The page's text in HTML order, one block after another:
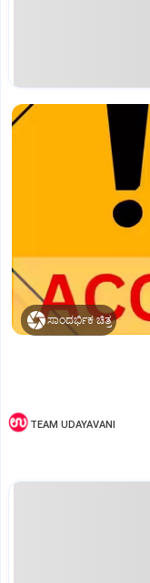
ಸಾಂದರ್ಭಿಕ ಚಿತ್ರ
TEAM UDAYAVANI